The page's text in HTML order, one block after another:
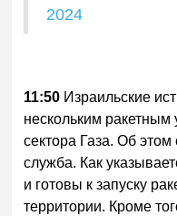
2024
11:50 Израильские
нескольким
сектора Газа. Об
служба. Как
и готовы к запуску
территории. Кроме